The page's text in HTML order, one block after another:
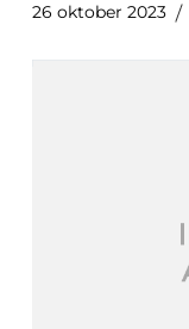
26 oktober 2023